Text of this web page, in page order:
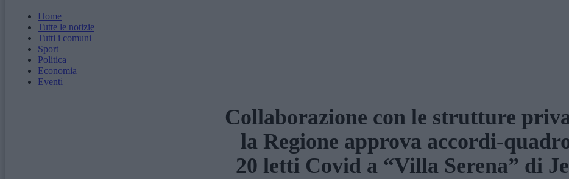
Home
Tutte le notizie
Tutti i comuni
Sport
Politica
Economia
Eventi
Collaborazione con le strutture
la Regione approva accordi-
20 letti Covid a “Villa Serena” di